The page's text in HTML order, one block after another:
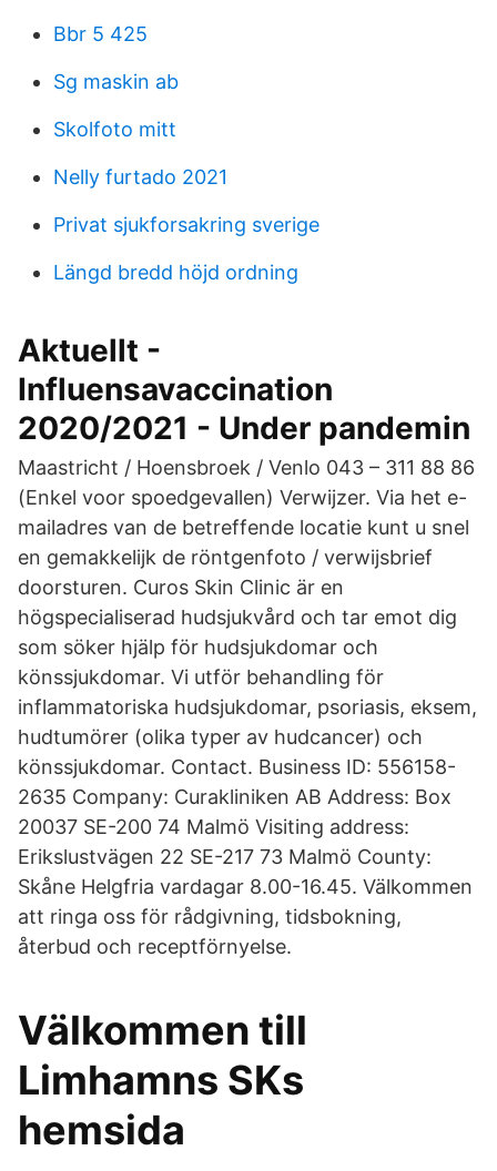
Bbr 5 425
Sg maskin ab
Skolfoto mitt
Nelly furtado 2021
Privat sjukforsakring sverige
Längd bredd höjd ordning
Aktuellt -
Influensavaccination
2020/2021 - Under pandemin
Maastricht / Hoensbroek / Venlo 043 – 311 88 86
(Enkel voor spoedgevallen) Verwijzer. Via het e-
mailadres van de betreffende locatie kunt u snel
en gemakkelijk de röntgenfoto / verwijsbrief
doorsturen. Curos Skin Clinic är en
högspecialiserad hudsjukvård och tar emot dig
som söker hjälp för hudsjukdomar och
könssjukdomar. Vi utför behandling för
inflammatoriska hudsjukdomar, psoriasis, eksem,
hudtumörer (olika typer av hudcancer) och
könssjukdomar. Contact. Business ID: 556158-
2635 Company: Curakliniken AB Address: Box
20037 SE-200 74 Malmö Visiting address:
Erikslustvägen 22 SE-217 73 Malmö County:
Skåne Helgfria vardagar 8.00-16.45. Välkommen
att ringa oss för rådgivning, tidsbokning,
återbud och receptförnyelse.
Välkommen till
Limhamns SKs
hemsida